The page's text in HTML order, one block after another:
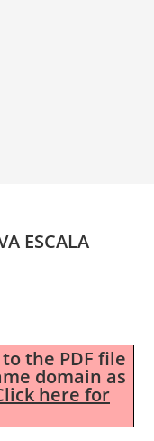
ESCALA
the PDF file
domain as
here for